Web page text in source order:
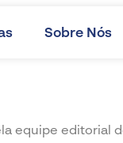
Sobre Nós
equipe editorial